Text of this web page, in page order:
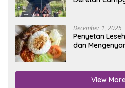
December 1, 2025
Penyetan
dan
View